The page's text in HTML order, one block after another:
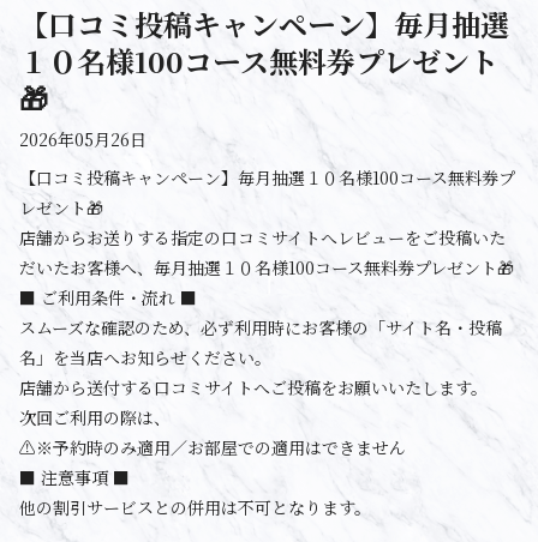
【口コミ投稿キャンペーン】毎月抽選
１０名様100コース無料券プレゼント
🎁
2026年05月26日
【口コミ投稿キャンペーン】毎月抽選１０名様100コース無料券プ
レゼント🎁
店舗からお送りする指定の口コミサイトへレビューをご投稿いた
だいたお客様へ、毎月抽選１０名様100コース無料券プレゼント🎁
■ ご利用条件・流れ ■
スムーズな確認のため、必ず利用時にお客様の「サイト名・投稿
名」を当店へお知らせください。
店舗から送付する口コミサイトへご投稿をお願いいたします。
次回ご利用の際は、
⚠️※予約時のみ適用／お部屋での適用はできません
■ 注意事項 ■
他の割引サービスとの併用は不可となります。